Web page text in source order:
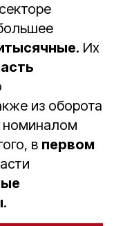
. Их
из оборота
номиналом
в первом
.